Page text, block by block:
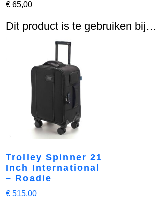
€ 65,00
Dit product is te gebruiken bij…
Trolley Spinner 21
Inch International
– Roadie
€ 515,00